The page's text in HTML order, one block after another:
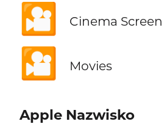
🎦 Cinema Screen
🎦 Movies
Apple Nazwisko